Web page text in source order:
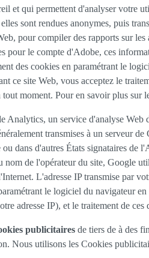
et qui permettent d'analyser votre
sont rendues anonymes, puis
pour compiler des rapports sur
pour le compte d'Adobe, ces
des cookies en paramétrant le
ce site Web, vous acceptez le
moment. Pour en savoir plus sur
Analytics, un service d'analyse
transmises à un serveur
dans d'autres États signataires de
de l'opérateur du site, Google
L'adresse IP transmise par
le logiciel du navigateur
adresse IP), et le traitement de
publicitaires de tiers de à des
Nous utilisons les Cookies